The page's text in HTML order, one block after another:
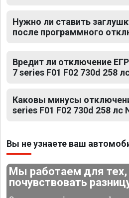
Нужно ли ставить
после программного
Вредит ли отключение
7 series F01 F02 730d 258
Каковы минусы
series F01 F02 730d 258 лс
Вы не узнаете ваш
Мы работаем для
почувствовать